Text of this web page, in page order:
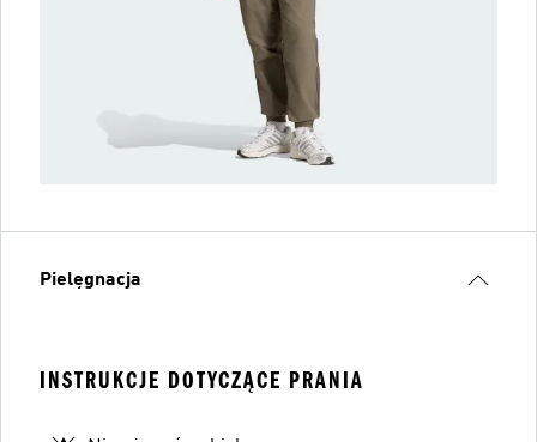
Pielęgnacja
INSTRUKCJE DOTYCZĄCE PRANIA